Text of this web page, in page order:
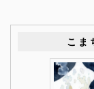
こま